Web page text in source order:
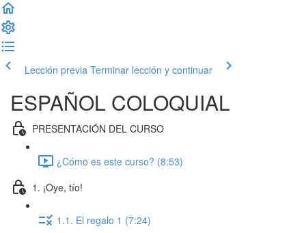
Lección previa Terminar lección y continuar
ESPAÑOL COLOQUIAL
PRESENTACIÓN DEL CURSO
¿Cómo es este curso? (8:53)
1. ¡Oye, tío!
1.1. El regalo 1 (7:24)